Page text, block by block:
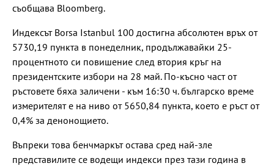
съобщава Bloomberg.
Индексът Borsa Istanbul 100 достигна абсолютен връх от
5730,19 пункта в понеделник, продължавайки 25-
процентното си повишение след втория кръг на
президентските избори на 28 май. По-късно част от
ръстовете бяха заличени - към 16:30 ч. българско време
измерителят е на ниво от 5650,84 пункта, което е ръст от
0,4% за денонощието.
Въпреки това бенчмаркът остава сред най-зле
представилите се водещи индекси през тази година в